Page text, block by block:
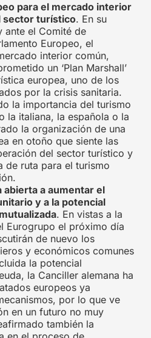
para el mercado interior
sector turístico. En su
ante el Comité de
Europeo, el
interior común,
un ‘Plan Marshall’
europea, uno de los
por la crisis sanitaria.
la importancia del turismo
la italiana, la española o la
la organización de una
en otoño que siente las
del sector turístico y
de ruta para el turismo
a aumentar el
y a la potencial
. En vistas a la
Eurogrupo el próximo día
de nuevo los
y económicos comunes
la potencial
la Canciller alemana ha
europeos ya
por lo que ve
en un futuro no muy
también la